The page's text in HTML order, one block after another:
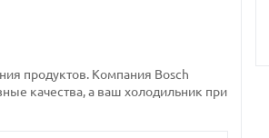
продуктов. Компания Bosch
качества, а ваш холодильник при